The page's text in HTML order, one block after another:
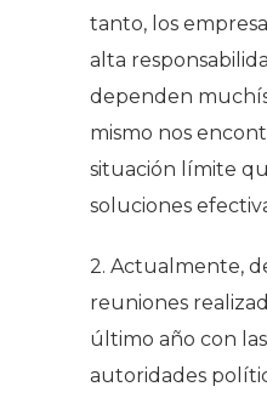
tanto, los
alta
dependen
mismo nos
situación límite
soluciones
2. Actualmente,
reuniones
último año con
autoridades